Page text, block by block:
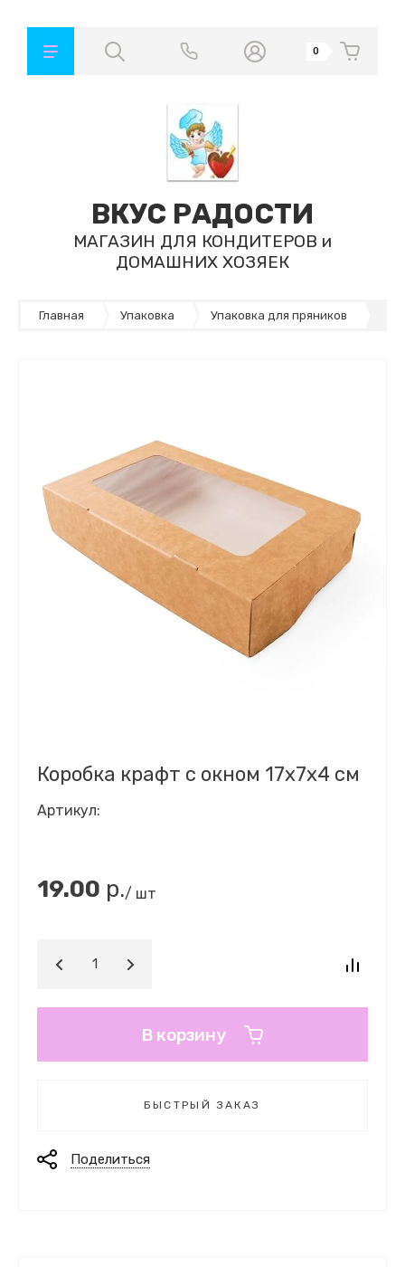
ВКУС РАДОСТИ
МАГАЗИН ДЛЯ КОНДИТЕРОВ и
ДОМАШНИХ ХОЗЯЕК
0
Главная Упаковка Упаковка для пряников
Коробка крафт с окном 17х7х4 см
Артикул:
19.00 р./ шт
В корзину
БЫСТРЫЙ ЗАКАЗ
Поделиться